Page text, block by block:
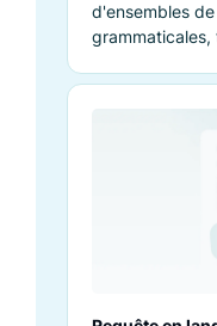
d'ensembles
grammaticales,